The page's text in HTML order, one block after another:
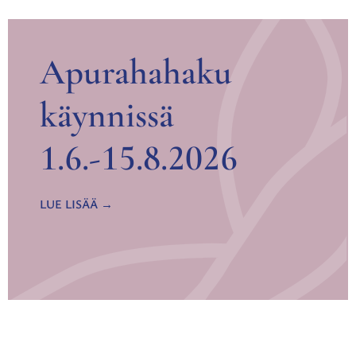
Apurahahaku
käynnissä
1.6.-15.8.2026
LUE LISÄÄ